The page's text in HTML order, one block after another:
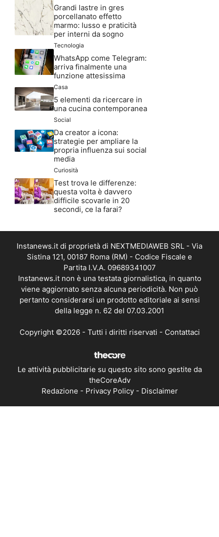
Grandi lastre in gres
porcellanato effetto
marmo: lusso e praticità
per interni da sogno
Tecnologia
WhatsApp come Telegram:
arriva finalmente una
funzione attesissima
Casa
5 elementi da ricercare in
una cucina contemporanea
Social
Da creator a icona:
strategie per ampliare la
propria influenza sui social
media
Curiosità
Test trova le differenze:
questa volta è davvero
difficile scovarle in 20
secondi, ce la farai?
Instanews.it di proprietà di NEXTMEDIAWEB SRL - Via
Sistina 121, 00187 Roma (RM) - Codice Fiscale e
Partita I.V.A. 09689341007
Instanews.it non è una testata giornalistica, in quanto
viene aggiornato senza alcuna periodicità. Non può
pertanto considerarsi un prodotto editoriale ai sensi
della legge n. 62 del 07.03.2001
Copyright ©2026 - Tutti i diritti riservati - Contattaci
Le attività pubblicitarie su questo sito sono gestite da
theCoreAdv
Redazione - Privacy Policy- Disclaimer